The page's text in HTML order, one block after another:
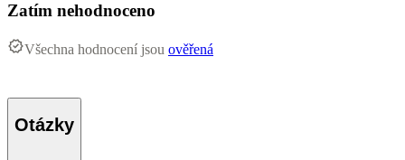
Zatím nehodnoceno
Všechna hodnocení jsou ověřená
Otázky